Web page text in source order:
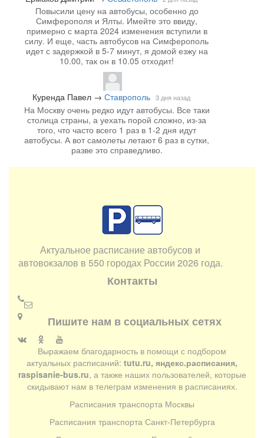
Повысили цену на автобусы, особенно до
Симферополя и Ялты. Имейте это ввиду,
примерно с марта 2024 изменения вступили в
силу. И еще, часть автобусов на Симферополь
идет с задержкой в 5-7 минут, я домой езжу на
10.00, так он в 10.05 отходит!
Куренда Павел→ Ставрополь 3 дня назад
На Москву очень редко идут автобусы. Все таки
столица страны, а уехать порой сложно, из-за
того, что часто всего 1 раз в 1-2 дня идут
автобусы. А вот самолеты летают 6 раз в сутки,
разве это справедливо.
Актуальное расписание автобусов и
автовокзалов в 550 городах России 2026 года.
Контакты
Пишите нам в социальных сетях
Выражаем благодарность в помощи с подбором
актуальных расписаний: tutu.ru, яндекс.расписания,
raspisanie-bus.ru, а также наших пользователей, которые
скидывают нам в телеграм изменения в расписаниях.
Расписания транспорта Москвы
Расписания транспорта Санкт-Петербурга